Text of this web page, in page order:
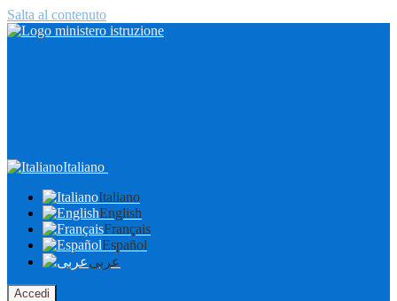
Salta al contenuto
Italiano
Italiano
English
Français
Español
عربى
Accedi